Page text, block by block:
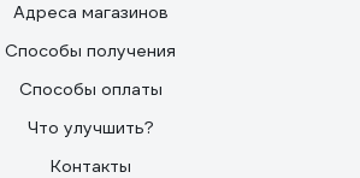
Адреса магазинов
Способы получения
Способы оплаты
Что улучшить?
Контакты